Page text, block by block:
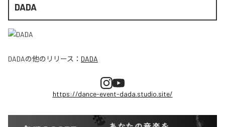
DADA
DADAの他のリリース： DADA
https://dance-event-dada.studio.site/